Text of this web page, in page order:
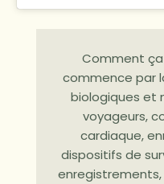
Comment
commence par
biologiques et
voyageurs,
cardiaque,
dispositifs de